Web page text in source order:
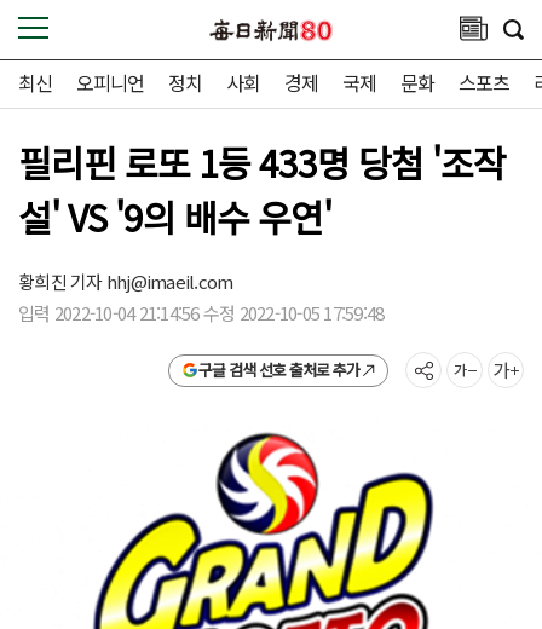
최신 오피니언 정치 사회 경제 국제 문화 스포츠
필리핀 로또 1등 433명 당첨 '조작
설' VS '9의 배수 우연'
황희진 기자hhj@imaeil.com
입력 2022-10-04 21:14:56 수정 2022-10-05 17:59:48
구글 검색 선호 출처로 추가